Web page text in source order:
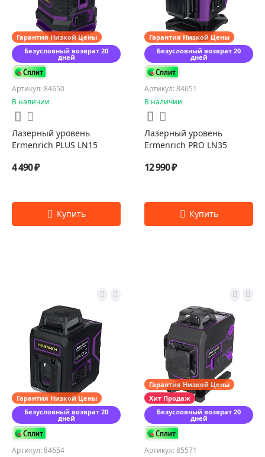
Гарантия Низкой Цены
Безусловный возврат 20
дней
Артикул: 84650
В наличии
Лазерный уровень
Ermenrich PLUS LN15
4 490 ₽
Гарантия Низкой Цены
Безусловный возврат 20
дней
Артикул: 84651
В наличии
Лазерный уровень
Ermenrich PRO LN35
12 990 ₽
Гарантия Низкой Цены
Безусловный возврат 20
дней
Артикул: 84654
Гарантия Низкой Цены
Хит Продаж
Безусловный возврат 20
дней
Артикул: 85571